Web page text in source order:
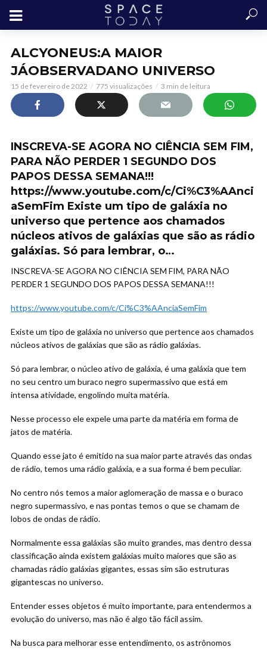
ALCYONEUS:A MAIOR
JÁOBSERVADANO UNIVERSO
15 de fevereiro de 2022 775 visualizações 3 min de leitura
INSCREVA-SE AGORA NO CIÊNCIA SEM FIM,
PARA NÃO PERDER 1 SEGUNDO DOS
PAPOS DESSA SEMANA!!!
https://www.youtube.com/c/Ci%C3%AAnci
aSemFim Existe um tipo de galáxia no
universo que pertence aos chamados
núcleos ativos de galáxias que são as rádio
galáxias. Só para lembrar, o…
INSCREVA-SE AGORA NO CIÊNCIA SEM FIM, PARA NÃO
PERDER 1 SEGUNDO DOS PAPOS DESSA SEMANA!!!
https://www.youtube.com/c/Ci%C3%AAnciaSemFim
Existe um tipo de galáxia no universo que pertence aos chamados
núcleos ativos de galáxias que são as rádio galáxias.
Só para lembrar, o núcleo ativo de galáxia, é uma galáxia que tem
no seu centro um buraco negro supermassivo que está em
intensa atividade, engolindo muita matéria.
Nesse processo ele expele uma parte da matéria em forma de
jatos de matéria.
Quando esse jato é emitido na sua maior parte através das ondas
de rádio, temos uma rádio galáxia, e a sua forma é bem peculiar.
No centro nós temos a maior aglomeração de massa e o buraco
negro supermassivo, e nas pontas temos o que se chamam de
lobos de ondas de rádio.
Normalmente essa galáxias são muito grandes, mas dentro dessa
classificação ainda existem galáxias muito maiores que são as
chamadas rádio galáxias gigantes, essas sim são estruturas
gigantescas no universo.
Entender esses objetos é muito importante, para entendermos a
evolução do universo, mas não é algo tão fácil assim.
Na busca para melhorar esse entendimento, os astrônomos